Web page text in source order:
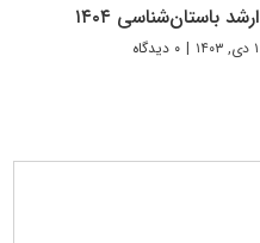
ارشد باستان‌شناسی ۱۴۰۴
۱ دی, ۱۴۰۳ | ۰ دیدگاه